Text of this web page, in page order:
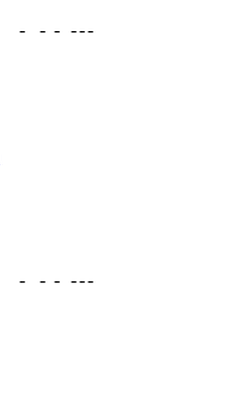
- - - ---
- - - ---